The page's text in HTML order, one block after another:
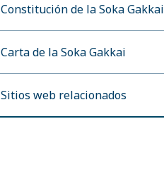
Constitución de la Soka Gakkai
Carta de la Soka Gakkai
Sitios web relacionados